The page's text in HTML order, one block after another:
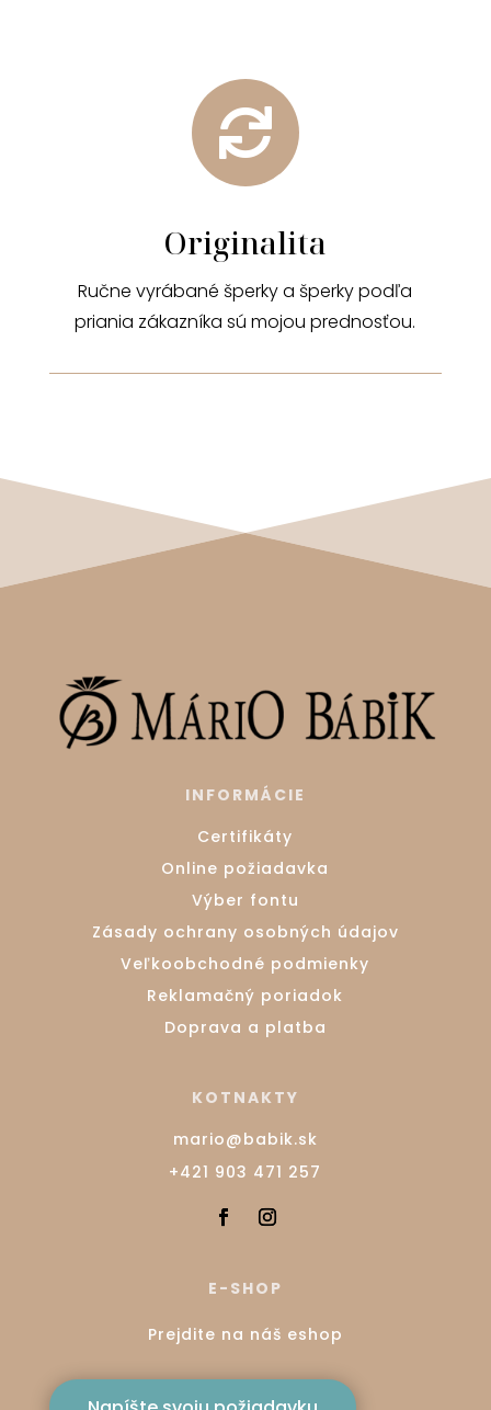

Originalita
Ručne vyrábané šperky a šperky podľa
priania zákazníka sú mojou prednosťou.
INFORMÁCIE
Certifikáty
Online požiadavka
Výber fontu
Zásady ochrany osobných údajov
Veľkoobchodné podmienky
Reklamačný poriadok
Doprava a platba
KOTNAKTY
mario@babik.sk
+421 903 471 257
E-SHOP
Prejdite na náš eshop